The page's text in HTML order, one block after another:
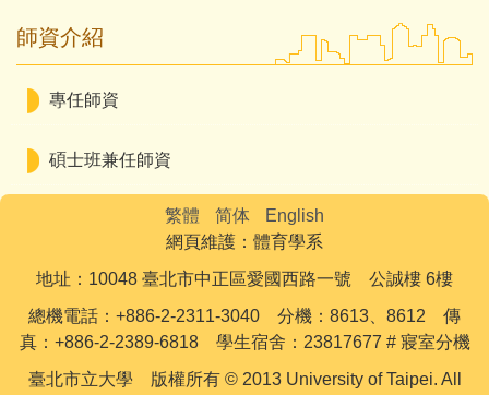
師資介紹
專任師資
碩士班兼任師資
繁體 简体
English
網頁維護：體育學系
地址：10048 臺北市中正區愛國西路一號 公誠樓 6樓
總機電話：+886-2-2311-3040 分機：8613、8612 傳
真：+886-2-2389-6818 學生宿舍：23817677 # 寢室分機
臺北市立大學 版權所有 © 2013 University of Taipei. All